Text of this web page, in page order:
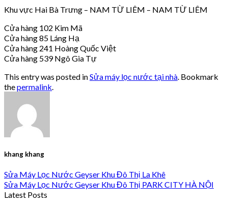
Khu vực Hai Bà Trưng – NAM TỪ LIÊM – NAM TỪ LIÊM
Cửa hàng 102 Kim Mã
Cửa hàng 85 Láng Hạ
Cửa hàng 241 Hoàng Quốc Việt
Cửa hàng 539 Ngô Gia Tự
This entry was posted inSửa máy lọc nước tại nhà . Bookmark
thepermalink
khang khang
Sửa Máy Lọc Nước Geyser Khu Đô Thị La Khê
Sửa Máy Lọc Nước Geyser Khu Đô Thị PARK CITY HÀ NỘI
Latest Posts